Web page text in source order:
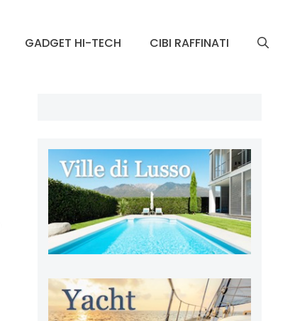
GADGET HI-TECH CIBI RAFFINATI